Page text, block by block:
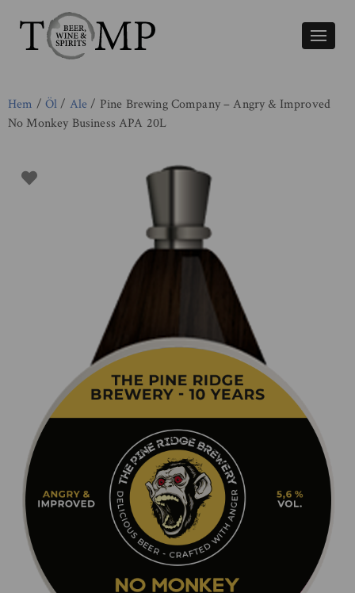
Växla
Hem / Öl/ Ale/ Pine Brewing Company – Angry & Improved
No Monkey Business APA 20L